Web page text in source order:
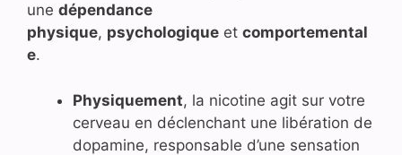
une dépendance
physique, psychologique et comportemental
e.
Physiquement, la nicotine agit sur votre
cerveau en déclenchant une libération de
dopamine, responsable d’une sensation